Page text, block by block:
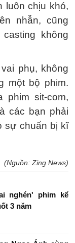
luôn chịu khó,
nhẫn, cũng
không
phụ, không
một bộ phim.
phim sit-com,
các bạn phải
sự chuẩn bị kĩ
(Nguồn: Zing News)
nghén' phim kể
3 năm